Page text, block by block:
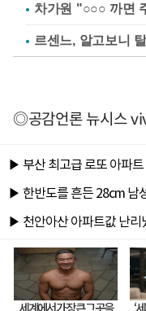
차가원 "○○○ 까면
르센느, 알고보니
◎공감언론 뉴시스